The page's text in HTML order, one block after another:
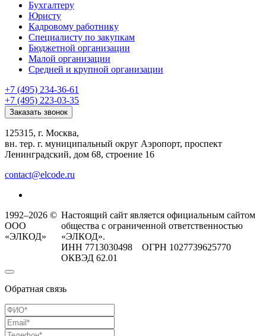
Бухгалтеру
Юристу
Кадровому работнику
Специалисту по закупкам
Бюджетной организации
Малой организации
Средней и крупной организации
+7 (495) 234-36-61
+7 (495) 223-03-35
Заказать звонок
125315, г. Москва,
вн. тер. г. муниципальный округ Аэропорт, проспект
Ленинградский, дом 68, строение 16
contact@elcode.ru
1992–2026 ©
ООО
«ЭЛКОД»
Настоящий сайт является официальным сайтом
общества с ограниченной ответственностью
«ЭЛКОД».
ИНН 7713030498 ОГРН 1027739625770
ОКВЭД 62.01
Обратная связь